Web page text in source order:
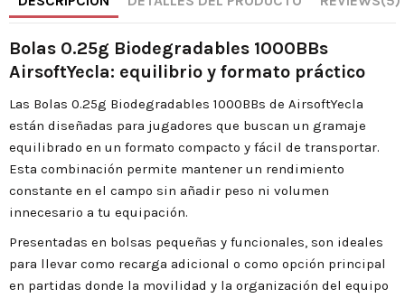
Bolas 0.25g Biodegradables 1000BBs
AirsoftYecla: equilibrio y formato práctico
Las Bolas 0.25g Biodegradables 1000BBs de AirsoftYecla
están diseñadas para jugadores que buscan un gramaje
equilibrado en un formato compacto y fácil de transportar.
Esta combinación permite mantener un rendimiento
constante en el campo sin añadir peso ni volumen
innecesario a tu equipación.
Presentadas en bolsas pequeñas y funcionales, son ideales
para llevar como recarga adicional o como opción principal
en partidas donde la movilidad y la organización del equipo